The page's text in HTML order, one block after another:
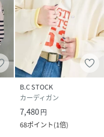
B.C STOCK
カーディガン
7,480円
68ポイント(1倍)